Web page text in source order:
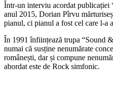
Într-un interviu acordat
anul 2015, Dorian Pîrvu
pianul, ci pianul a fost cel care l-a
În 1991 înființează trupa “Sound
numai că susține nenumărate
românești, dar și compune
abordat este de Rock simfonic.